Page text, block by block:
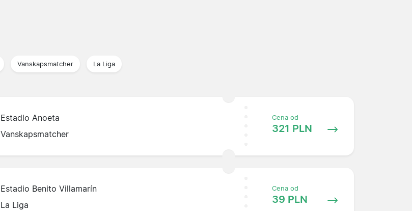
Vanskapsmatcher La Liga
Estadio Anoeta
Vanskapsmatcher
Cena od
321 PLN
Estadio Benito Villamarín
La Liga
Cena od
39 PLN